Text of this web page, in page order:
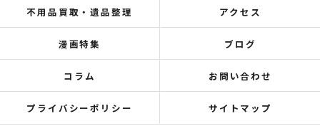
不用品買取・遺品整理 アクセス
漫画特集 ブログ
コラム お問い合わせ
プライバシーポリシー サイトマップ